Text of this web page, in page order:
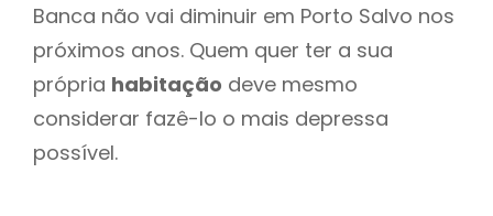
Banca não vai diminuir em Porto Salvo nos
próximos anos. Quem quer ter a sua
própria habitação deve mesmo
considerar fazê-lo o mais depressa
possível.